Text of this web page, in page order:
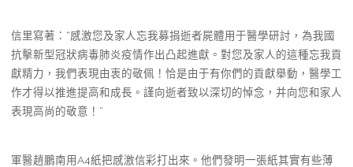
信里寫著：“感激您及家人忘我募捐逝者屍體用于醫學研討，為我國
抗擊新型冠狀病毒肺炎疫情作出凸起進獻。對您及家人的這種忘我貢
獻精力，我們表現由衷的敬佩！恰是由于有你們的貢獻舉動，醫學工
作才得以推進提高和成長。謹向逝者致以深切的悼念，并向您和家人
表現高尚的敬意！”
軍醫趙鵬南用A4紙把感激信彩打出來。他們發明一張紙其實有些薄